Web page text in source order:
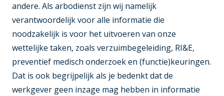
andere. Als arbodienst zijn wij namelijk
verantwoordelijk voor alle informatie die
noodzakelijk is voor het uitvoeren van onze
wettelijke taken, zoals verzuimbegeleiding, RI&E,
preventief medisch onderzoek en (functie)keuringen.
Dat is ook begrijpelijk als je bedenkt dat de
werkgever geen inzage mag hebben in informatie